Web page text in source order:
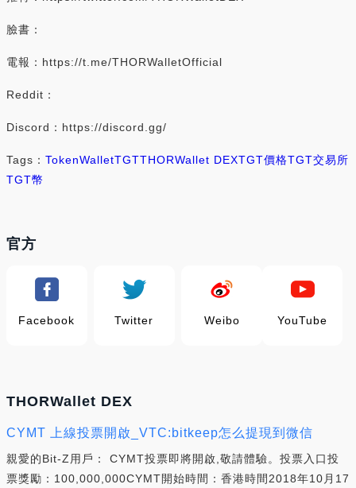
臉書：
電報：https://t.me/THORWalletOfficial
Reddit：
Discord：https://discord.gg/
Tags： TokenWalletTGTTHORWallet DEXTGT價格TGT交易所
TGT幣
官方
Facebook Twitter Weibo YouTube
THORWallet DEX
CYMT 上線投票開啟_VTC:bitkeep怎么提現到微信
親愛的Bit-Z用戶： CYMT投票即將開啟,敬請體驗。投票入口投
票獎勵：100,000,000CYMT開始時間：香港時間2018年10月17